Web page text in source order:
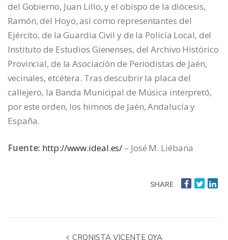
del Gobierno, Juan Lillo, y el obispo de la diócesis,
Ramón, del Hoyo, así como representantes del
Ejército, de la Guardia Civil y de la Policía Local, del
Instituto de Estudios Gienenses, del Archivo Histórico
Provincial, de la Asociación de Periodistas de Jaén,
vecinales, etcétera. Tras descubrir la placa del
callejero, la Banda Municipal de Música interpretó,
por este orden, los himnos de Jaén, Andalucía y
España.
Fuente: http://www.ideal.es/ – José M. Liébana
SHARE
CRONISTA VICENTE OYA